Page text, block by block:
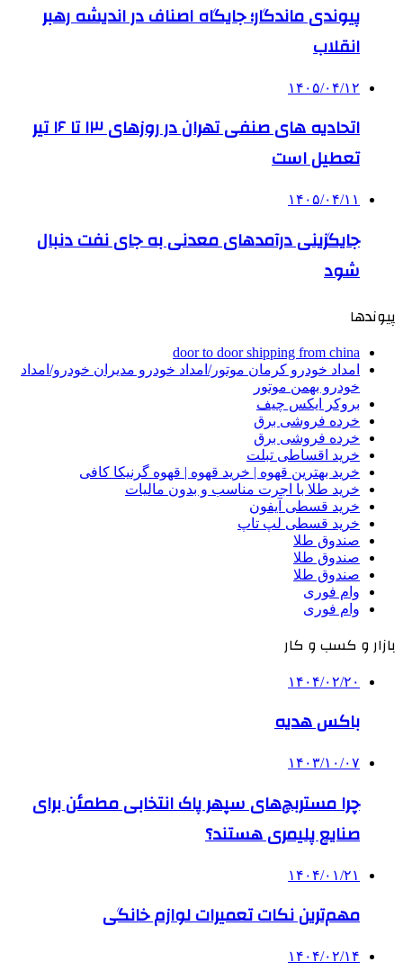
پیوندی ماندگار؛ جایگاه اصناف در اندیشه رهبر
انقلاب
۱۴۰۵/۰۴/۱۲
اتحادیه های صنفی تهران در روزهای ۱۳ تا ۱۶ تیر
تعطیل است
۱۴۰۵/۰۴/۱۱
جایگزینی درآمدهای معدنی به جای نفت دنبال
شود
پیوندها
door to door shipping from china
امداد خودرو کرمان موتور/امداد خودرو مدیران خودرو/امداد
خودرو بهمن موتور
بروکر ایکس چیف
خرده فروشی برق
خرده فروشی برق
خرید اقساطی تبلت
خرید بهترین قهوه | خرید قهوه | قهوه گرنیکا کافی
خرید طلا با اجرت مناسب و بدون مالیات
خرید قسطی آیفون
خرید قسطی لپ تاپ
صندوق طلا
صندوق طلا
صندوق طلا
وام فوری
وام فوری
بازار و کسب و کار
۱۴۰۴/۰۲/۲۰
باکس هدیه
۱۴۰۳/۱۰/۰۷
چرا مستربچ‌های سپهر پاک انتخابی مطمئن برای
صنایع پلیمری هستند؟
۱۴۰۴/۰۱/۲۱
مهم‌ترین نکات تعمیرات لوازم خانگی
۱۴۰۴/۰۲/۱۴